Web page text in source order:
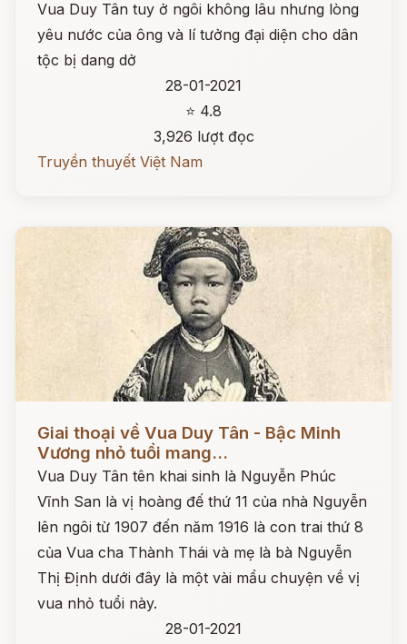
Vua Duy Tân tuy ở ngôi không lâu nhưng lòng
yêu nước của ông và lí tưởng đại diện cho dân
tộc bị dang dở
28-01-2021
⭐ 4.8
3,926 lượt đọc
Truyền thuyết Việt Nam
Giai thoại về Vua Duy Tân - Bậc Minh
Vương nhỏ tuổi mang...
Vua Duy Tân tên khai sinh là Nguyễn Phúc
Vĩnh San là vị hoàng đế thứ 11 của nhà Nguyễn
lên ngôi từ 1907 đến năm 1916 là con trai thứ 8
của Vua cha Thành Thái và mẹ là bà Nguyễn
Thị Định dưới đây là một vài mẩu chuyện về vị
vua nhỏ tuổi này.
28-01-2021